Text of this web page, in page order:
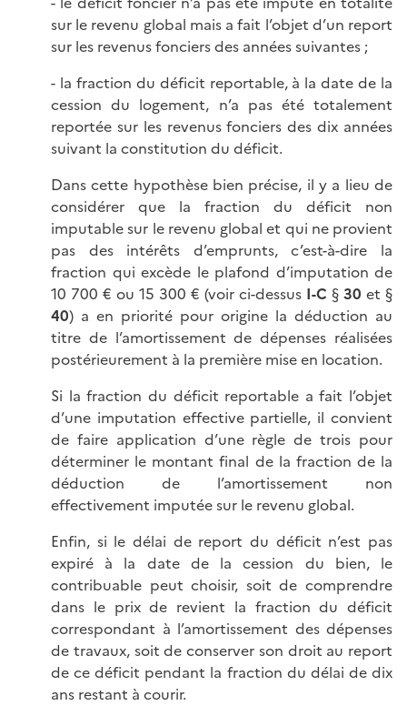
sur le revenu global mais a fait l’objet d’un report
sur les revenus fonciers des années suivantes ;
- la fraction du déficit reportable, à la date de la
cession du logement, n’a pas été totalement
reportée sur les revenus fonciers des dix années
suivant la constitution du déficit.
Dans cette hypothèse bien précise, il y a lieu de
considérer que la fraction du déficit non
imputable sur le revenu global et qui ne provient
pas des intérêts d’emprunts, c’est-à-dire la
fraction qui excède le plafond d’imputation de
10 700 € ou 15 300 € (voir ci-dessus I-C § 30 et §
40) a en priorité pour origine la déduction au
titre de l’amortissement de dépenses réalisées
postérieurement à la première mise en location.
Si la fraction du déficit reportable a fait l’objet
d’une imputation effective partielle, il convient
de faire application d’une règle de trois pour
déterminer le montant final de la fraction de la
déduction de l’amortissement non
effectivement imputée sur le revenu global.
Enfin, si le délai de report du déficit n’est pas
expiré à la date de la cession du bien, le
contribuable peut choisir, soit de comprendre
dans le prix de revient la fraction du déficit
correspondant à l’amortissement des dépenses
de travaux, soit de conserver son droit au report
de ce déficit pendant la fraction du délai de dix
ans restant à courir.